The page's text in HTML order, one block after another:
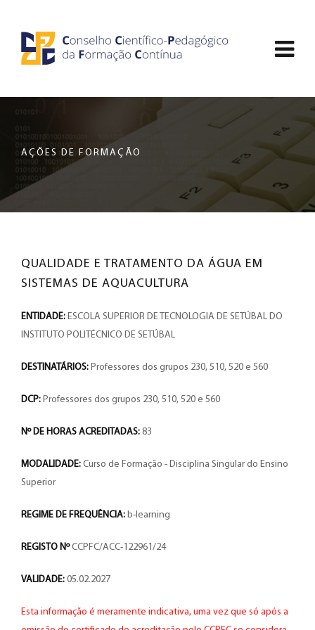
conteúdo
da
-
CONSELHO
CIENTÍFICO-
PEDAGÓGICO
DA
CONTÍNUA
de
AÇÕES DE FORMAÇÃO
QUALIDADE E TRATAMENTO DA ÁGUA EM
SISTEMAS DE AQUACULTURA
ENTIDADE: ESCOLA SUPERIOR DE TECNOLOGIA DE SETÚBAL DO
INSTITUTO POLITÉCNICO DE SETÚBAL
DESTINATÁRIOS: Professores dos grupos 230, 510, 520 e 560
DCP: Professores dos grupos 230, 510, 520 e 560
Nº DE HORAS ACREDITADAS: 83
MODALIDADE: Curso de Formação - Disciplina Singular do Ensino
Superior
REGIME DE FREQUÊNCIA: b-learning
REGISTO NºCCPFC/ACC-122961/24
VALIDADE: 05.02.2027
Esta informação é meramente indicativa, uma vez que só após a